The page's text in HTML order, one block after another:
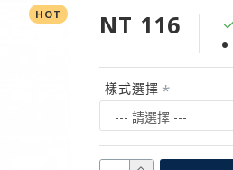
HOT NT 116
-樣式選擇